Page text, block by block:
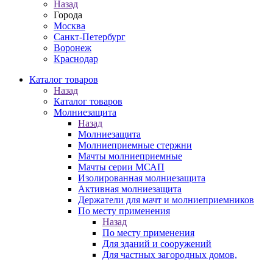
Назад
Города
Москва
Санкт-Петербург
Воронеж
Краснодар
Каталог товаров
Назад
Каталог товаров
Молниезащита
Назад
Молниезащита
Молниеприемные стержни
Мачты молниеприемные
Мачты серии МСАП
Изолированная молниезащита
Активная молниезащита
Держатели для мачт и молниеприемников
По месту применения
Назад
По месту применения
Для зданий и сооружений
Для частных загородных домов,